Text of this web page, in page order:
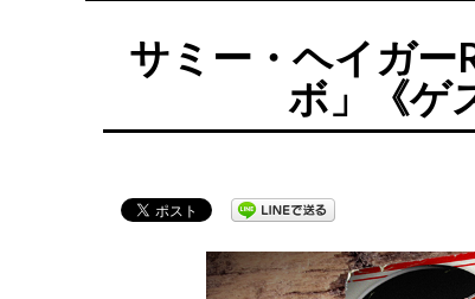
サミー・ヘイガー
ボ」《ゲ